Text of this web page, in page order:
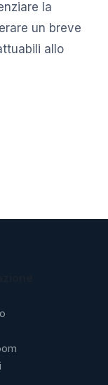
la
un breve
allo